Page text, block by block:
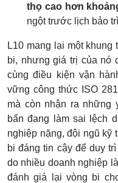
thọ cao hơn
ngột trước lịch bảo
L10 mang lại một khung
bi, nhưng giá trị của nó
cùng điều kiện vận
vững công thức ISO
mà còn nhận ra những
bẩn đang làm sai lệch
nghiệp nặng, đội ngũ kỹ
bi đáng tin cậy để duy
do nhiều doanh nghiệp
đánh giá lại vòng bi